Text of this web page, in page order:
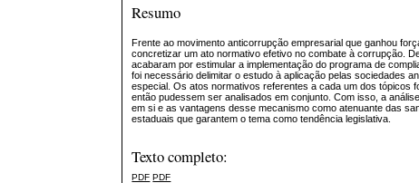
Resumo
Frente ao movimento anticorrupção empresarial que ganhou
concretizar um ato normativo efetivo no combate à corrupção.
acabaram por estimular a implementação do programa de
foi necessário delimitar o estudo à aplicação pelas sociedades
especial. Os atos normativos referentes a cada um dos tópicos
então pudessem ser analisados em conjunto. Com isso, a
em si e as vantagens desse mecanismo como atenuante das
estaduais que garantem o tema como tendência legislativa.
Texto completo:
PDF PDF